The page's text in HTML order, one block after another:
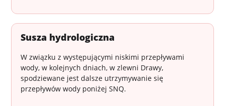
Susza hydrologiczna
W związku z występującymi niskimi przepływami
wody, w kolejnych dniach, w zlewni Drawy,
spodziewane jest dalsze utrzymywanie się
przepływów wody poniżej SNQ.